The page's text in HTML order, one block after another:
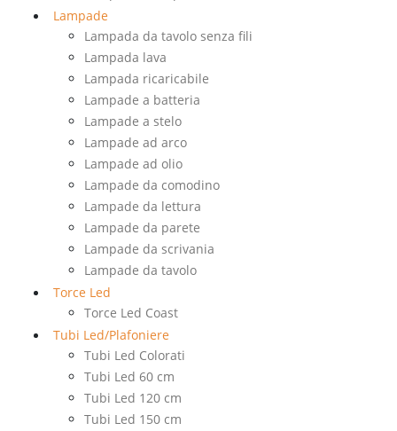
Lampade
Lampada da tavolo senza fili
Lampada lava
Lampada ricaricabile
Lampade a batteria
Lampade a stelo
Lampade ad arco
Lampade ad olio
Lampade da comodino
Lampade da lettura
Lampade da parete
Lampade da scrivania
Lampade da tavolo
Torce Led
Torce Led Coast
Tubi Led/Plafoniere
Tubi Led Colorati
Tubi Led 60 cm
Tubi Led 120 cm
Tubi Led 150 cm